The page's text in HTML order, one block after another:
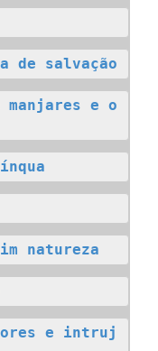
de salvação
manjares e o
natureza
e intruj